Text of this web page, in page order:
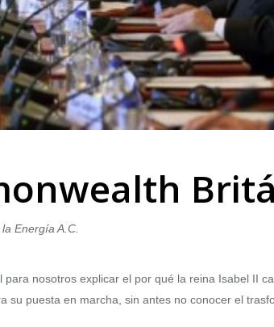
Energía A.C.
nosotros explicar el por qué la reina Isabel II
puesta en marcha, sin antes no conocer el